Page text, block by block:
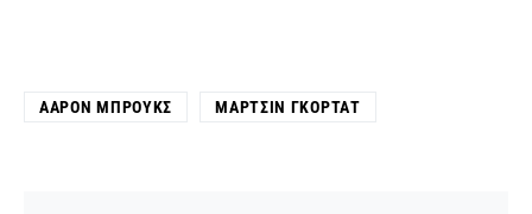
ΆΑΡΟΝ ΜΠΡΟΥΚΣ ΜΆΡΤΣΙΝ ΓΚΌΡΤΑΤ